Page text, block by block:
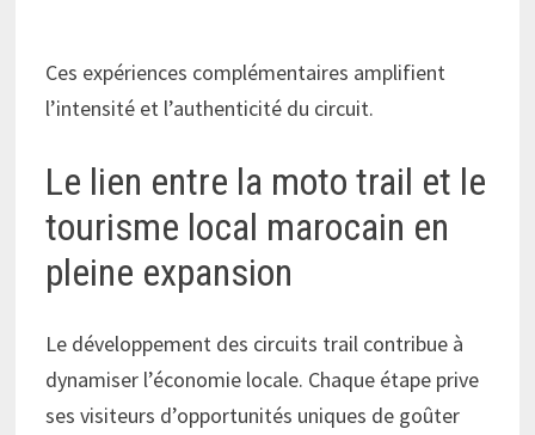
Ces expériences complémentaires amplifient
l’intensité et l’authenticité du circuit.
Le lien entre la moto trail et le
tourisme local marocain en
pleine expansion
Le développement des circuits trail contribue à
dynamiser l’économie locale. Chaque étape prive
ses visiteurs d’opportunités uniques de goûter